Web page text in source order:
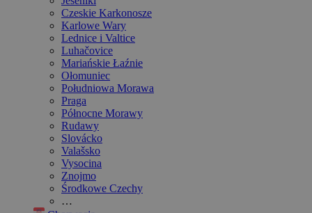
Czeskie Karkonosze
Karlowe Wary
Lednice i Valtice
Luhačovice
Mariańskie Łaźnie
Ołomuniec
Południowa Morawa
Praga
Północne Morawy
Rudawy
Slovácko
Valašsko
Vysocina
Znojmo
Środkowe Czechy
…